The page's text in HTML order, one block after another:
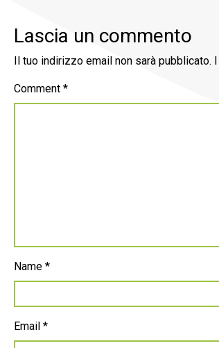
Lascia un commento
Il tuo indirizzo email non sarà pubblicato.
Comment *
Name *
Email *